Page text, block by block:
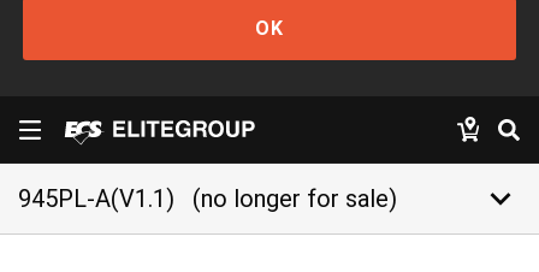
OK
945PL-A(V1.1) (no longer for sale) keyboard_arrow_down